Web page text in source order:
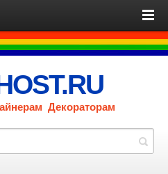
Декораторам